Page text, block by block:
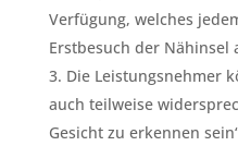
Verfügung, welches
Erstbesuch der Nähinsel
Die Leistungsnehmer
auch teilweise
Gesicht zu erkennen